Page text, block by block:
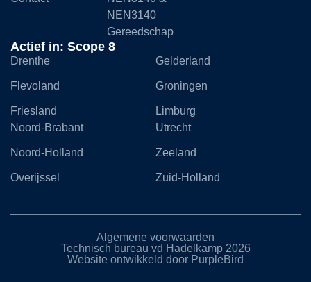
NEN3140
Gereedschap
Actief in: Scope 8
Drenthe
Flevoland
Friesland
Gelderland
Groningen
Limburg
Noord-Brabant
Noord-Holland
Overijssel
Utrecht
Zeeland
Zuid-Holland
Algemene voorwaarden
Technisch bureau vd Hadelkamp 2026
Website ontwikkeld door PurpleBird